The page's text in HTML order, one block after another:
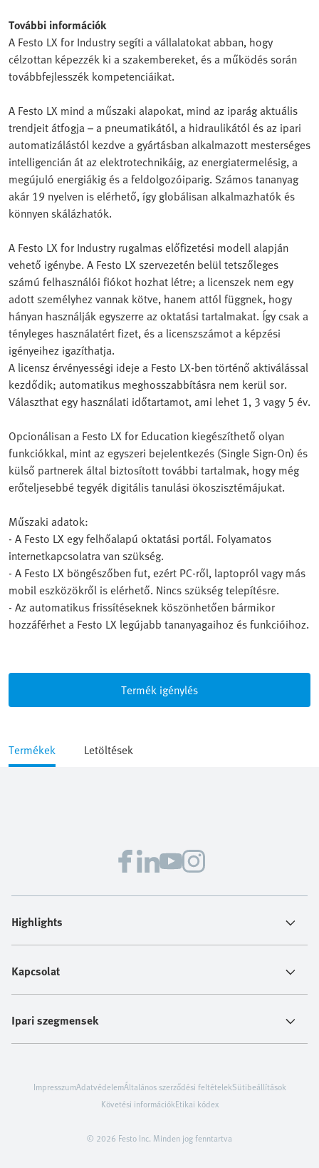
További információk
A Festo LX for Industry segíti a vállalatokat abban, hogy
célzottan képezzék ki a szakembereket, és a működés során
továbbfejlesszék kompetenciáikat.
A Festo LX mind a műszaki alapokat, mind az iparág aktuális
trendjeit átfogja – a pneumatikától, a hidraulikától és az ipari
automatizálástól kezdve a gyártásban alkalmazott mesterséges
intelligencián át az elektrotechnikáig, az energiatermelésig, a
megújuló energiákig és a feldolgozóiparig. Számos tananyag
akár 19 nyelven is elérhető, így globálisan alkalmazhatók és
könnyen skálázhatók.
A Festo LX for Industry rugalmas előfizetési modell alapján
vehető igénybe. A Festo LX szervezetén belül tetszőleges
számú felhasználói fiókot hozhat létre; a licenszek nem egy
adott személyhez vannak kötve, hanem attól függnek, hogy
hányan használják egyszerre az oktatási tartalmakat. Így csak a
tényleges használatért fizet, és a licenszszámot a képzési
igényeihez igazíthatja.
A licensz érvényességi ideje a Festo LX-ben történő aktiválással
kezdődik; automatikus meghosszabbításra nem kerül sor.
Választhat egy használati időtartamot, ami lehet 1, 3 vagy 5 év.
Opcionálisan a Festo LX for Education kiegészíthető olyan
funkciókkal, mint az egyszeri bejelentkezés (Single Sign-On) és
külső partnerek által biztosított további tartalmak, hogy még
erőteljesebbé tegyék digitális tanulási ökoszisztémájukat.
Műszaki adatok:
- A Festo LX egy felhőalapú oktatási portál. Folyamatos
internetkapcsolatra van szükség.
- A Festo LX böngészőben fut, ezért PC-ről, laptopról vagy más
mobil eszközökről is elérhető. Nincs szükség telepítésre.
- Az automatikus frissítéseknek köszönhetően bármikor
hozzáférhet a Festo LX legújabb tananyagaihoz és funkcióihoz.
Termék igénylés
Termékek Letöltések
Highlights
Kapcsolat
Ipari szegmensek
© 2026 Festo Inc. Minden jog fenntartva
ImpresszumAdatvédelemÁltalános szerződési feltételekSütibeállítások
Követési információkEtikai kódex